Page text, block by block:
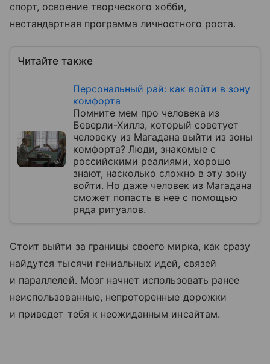
спорт, освоение творческого хобби,
нестандартная программа личностного роста.
Читайте также
Персональный рай: как войти в зону
комфорта
Помните мем про человека из
Беверли-Хиллз, который советует
человеку из Магадана выйти из зоны
комфорта? Люди, знакомые с
российскими реалиями, хорошо
знают, насколько сложно в эту зону
войти. Но даже человек из Магадана
сможет попасть в нее с помощью
ряда ритуалов.
Стоит выйти за границы своего мирка, как сразу
найдутся тысячи гениальных идей, связей
и параллелей. Мозг начнет использовать ранее
неиспользованные, непроторенные дорожки
и приведет тебя к неожиданным инсайтам.